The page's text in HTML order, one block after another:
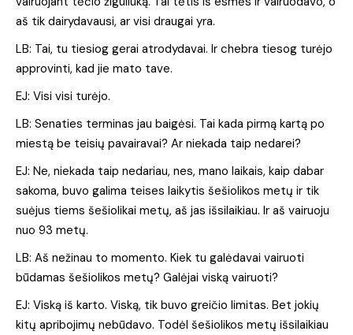
aš tik dairydavausi, ar visi draugai yra.
LB: Tai, tu tiesiog gerai atrodydavai. Ir chebra tiesog turėjo
approvinti, kad jie mato tave.
EJ: Visi visi turėjo.
LB: Senaties terminas jau baigėsi. Tai kada pirmą kartą po
miestą be teisių pavairavai? Ar niekada taip nedarei?
EJ: Ne, niekada taip nedariau, nes, mano laikais, kaip dabar
sakoma, buvo galima teises laikytis šešiolikos metų ir tik
suėjus tiems šešiolikai metų, aš jas išsilaikiau. Ir aš vairuoju
nuo 93 metų.
LB: Aš nežinau to momento. Kiek tu galėdavai vairuoti
būdamas šešiolikos metų? Galėjai viską vairuoti?
EJ: Viską iš karto. Viską, tik buvo greičio limitas. Bet jokių
kitų apribojimų nebūdavo. Todėl šešiolikos metų išsilaikiau